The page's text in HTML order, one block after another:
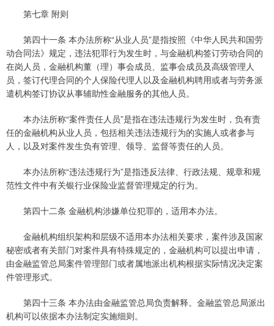
第七章 附则
第四十一条 本办法所称“从业人员”是指按照《中华人民共和国劳
动合同法》规定，违法犯罪行为发生时，与金融机构签订劳动合同的
在岗人员，金融机构董（理）事会成员、监事会成员及高级管理人
员，签订代理合同的个人保险代理人以及金融机构聘用或者与劳务派
遣机构签订协议从事辅助性金融服务的其他人员。
本办法所称“案件责任人员”是指在违法违规行为发生时，负有责
任的金融机构从业人员，包括相关违法违规行为的实施人或者参与
人，以及对案件发生负有管理、领导、监督等责任的人员。
本办法所称“违法违规行为”是指违反法律、行政法规、规章和规
范性文件中有关银行业保险业监督管理规定的行为。
第四十二条 金融机构涉嫌单位犯罪的，适用本办法。
金融机构组织架构和层级不适用本办法相关要求，案件涉及国家
秘密或者有关部门对案件具有特殊规定的，金融机构可以提出申请，
由金融监管总局案件管理部门或者属地派出机构根据实际情况决定案
件管理形式。
第四十三条 本办法由金融监管总局负责解释。金融监管总局派出
机构可以依据本办法制定实施细则。